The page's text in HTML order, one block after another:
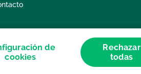
de
cookies
Rechazar
todas